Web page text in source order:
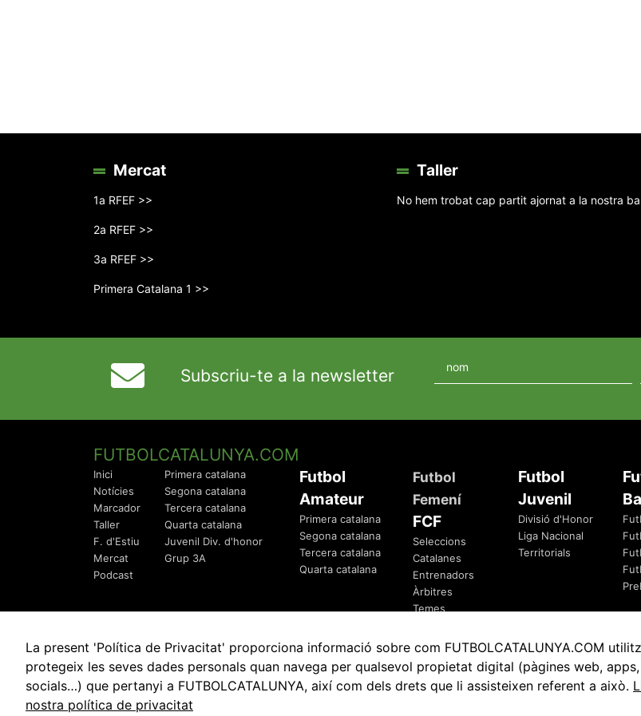
Mercat
1a RFEF >>
2a RFEF >>
3a RFEF >>
Primera Catalana 1 >>
Taller
No hem trobat cap partit ajornat a la nostra
Subscriu-te a la newsletter
FUTBOLCATALUNYA.COM
Inici
Notícies
Marcador
Taller
F. d'Estiu
Mercat
Podcast
Primera catalana
Segona catalana
Tercera catalana
Quarta catalana
Juvenil Div. d'honor
Grup 3A
Futbol
Amateur
Primera catalana
Segona catalana
Tercera catalana
Quarta catalana
Futbol
Femení
FCF
Seleccions
Catalanes
Entrenadors
Àrbitres
Temes
Futbol
Juvenil
Divisió d'Honor
Liga Nacional
Territorials
© 2010 - 2026 FutbolCatalunya.com Avis Legal Política de Privacitat Política
La present 'Política de Privacitat' proporciona informació sobre com FUTBOLCATALUNYA.COM
protegeix les seves dades personals quan navega per qualsevol propietat digital (pàgines web,
socials…) que pertanyi a FUTBOLCATALUNYA, així com dels drets que li assisteixen referent a això.
nostra política de privacitat